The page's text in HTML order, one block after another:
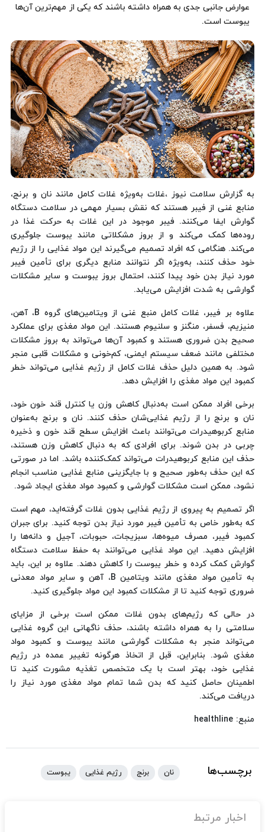
عوارض جانبی جدی به همراه داشته باشند که یکی از مهم‌ترین آن‌ها
یبوست است.
به گزارش سلامت نیوز ،غلات به‌ویژه غلات کامل مانند نان و برنج،
منابع غنی از فیبر هستند که نقش بسیار مهمی در سلامت دستگاه
گوارش ایفا می‌کنند. فیبر موجود در این غلات به حرکت غذا در
روده‌ها کمک می‌کند و از بروز مشکلاتی مانند یبوست جلوگیری
می‌کند. هنگامی که افراد تصمیم می‌گیرند این مواد غذایی را از رژیم
خود حذف کنند، به‌ویژه اگر نتوانند منابع دیگری برای تأمین فیبر
مورد نیاز بدن خود پیدا کنند، احتمال بروز یبوست و سایر مشکلات
گوارشی به شدت افزایش می‌یابد.
علاوه بر فیبر، غلات کامل منبع غنی از ویتامین‌های گروه B، آهن،
منیزیم، فسفر، منگنز و سلنیوم هستند. این مواد مغذی برای عملکرد
صحیح بدن ضروری هستند و کمبود آن‌ها می‌تواند به بروز مشکلات
مختلفی مانند ضعف سیستم ایمنی، کم‌خونی و مشکلات قلبی منجر
شود. به همین دلیل حذف غلات کامل از رژیم غذایی می‌تواند خطر
کمبود این مواد مغذی را افزایش دهد.
برخی افراد ممکن است به‌دنبال کاهش وزن یا کنترل قند خون خود،
نان و برنج را از رژیم غذایی‌شان حذف کنند. نان و برنج به‌عنوان
منابع کربوهیدرات می‌توانند باعث افزایش سطح قند خون و ذخیره
چربی در بدن شوند. برای افرادی که به دنبال کاهش وزن هستند،
حذف این منابع کربوهیدرات می‌تواند کمک‌کننده باشد. اما در صورتی
که این حذف به‌طور صحیح و با جایگزینی منابع غذایی مناسب انجام
نشود، ممکن است مشکلات گوارشی و کمبود مواد مغذی ایجاد شود.
اگر تصمیم به پیروی از رژیم غذایی بدون غلات گرفته‌اید، مهم است
که به‌طور خاص به تأمین فیبر مورد نیاز بدن توجه کنید. برای جبران
کمبود فیبر، مصرف میوه‌ها، سبزیجات، حبوبات، آجیل و دانه‌ها را
افزایش دهید. این مواد غذایی می‌توانند به حفظ سلامت دستگاه
گوارش کمک کرده و خطر یبوست را کاهش دهند. علاوه بر این، باید
به تأمین مواد مغذی مانند ویتامین B، آهن و سایر مواد معدنی
ضروری توجه کنید تا از مشکلات کمبود این مواد جلوگیری کنید.
در حالی که رژیم‌های بدون غلات ممکن است برخی از مزایای
سلامتی را به همراه داشته باشند، حذف ناگهانی این گروه غذایی
می‌تواند منجر به مشکلات گوارشی مانند یبوست و کمبود مواد
مغذی شود. بنابراین، قبل از اتخاذ هرگونه تغییر عمده در رژیم
غذایی خود، بهتر است با یک متخصص تغذیه مشورت کنید تا
اطمینان حاصل کنید که بدن شما تمام مواد مغذی مورد نیاز را
دریافت می‌کند.
منبع: healthline
برچسب‌ها نان برنج رژیم غذایی یبوست
اخبار مرتبط